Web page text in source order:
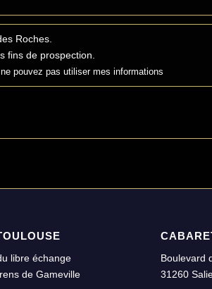
Roches.
fins de prospection.
pouvez pas utiliser mes informations
libre échange
de Gameville
Boulevard
31260